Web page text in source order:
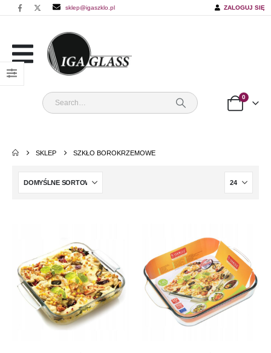
sklep@igaszklo.pl ZALOGUJ SIĘ
0
SKLEP SZKŁO BOROKRZEMOWE